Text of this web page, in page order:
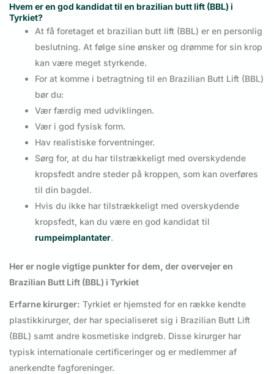
Hvem er en god kandidat til en brazilian butt lift (BBL) i
Tyrkiet?
At få foretaget et brazilian butt lift (BBL) er en personlig
beslutning. At følge sine ønsker og drømme for sin krop
kan være meget styrkende.
For at komme i betragtning til en Brazilian Butt Lift (BBL)
bør du:
Vær færdig med udviklingen.
Vær i god fysisk form.
Hav realistiske forventninger.
Sørg for, at du har tilstrækkeligt med overskydende
kropsfedt andre steder på kroppen, som kan overføres
til din bagdel.
Hvis du ikke har tilstrækkeligt med overskydende
kropsfedt, kan du være en god kandidat til
rumpeimplantater.
Her er nogle vigtige punkter for dem, der overvejer en
Brazilian Butt Lift (BBL) i Tyrkiet
Erfarne kirurger: Tyrkiet er hjemsted for en række kendte
plastikkirurger, der har specialiseret sig i Brazilian Butt Lift
(BBL) samt andre kosmetiske indgreb. Disse kirurger har
typisk internationale certificeringer og er medlemmer af
anerkendte fagforeninger.